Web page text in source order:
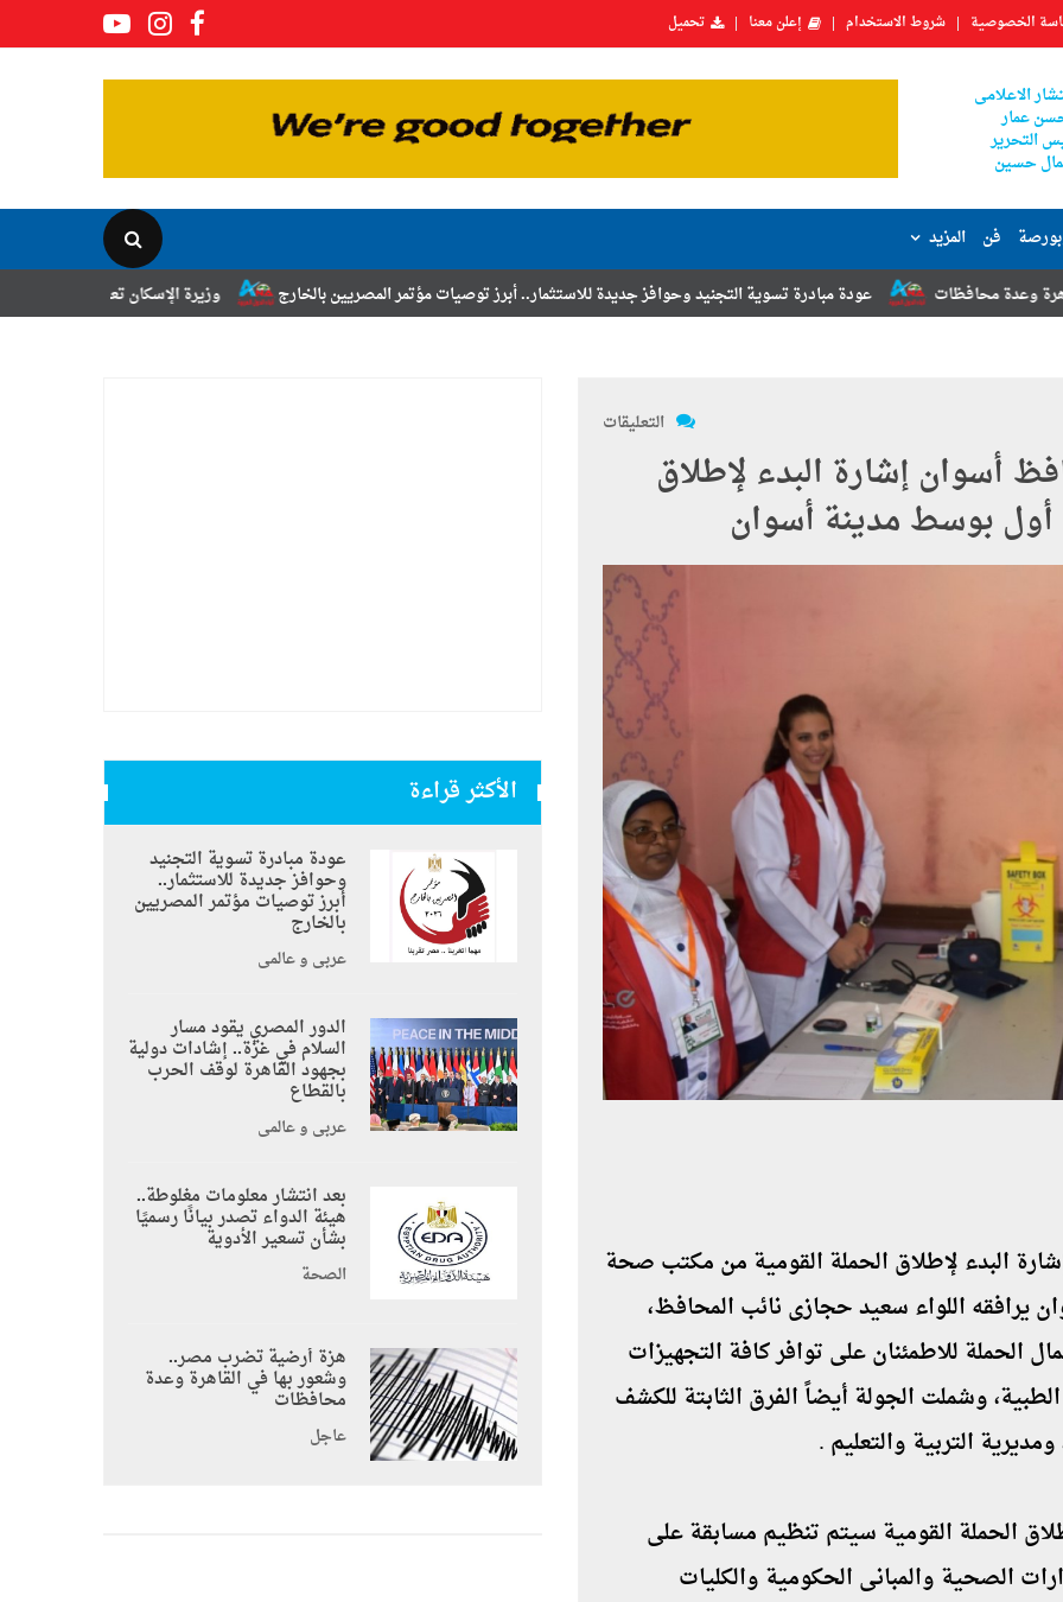
الخصوصية شروط الاستخدام إعلن معنا تحميل
الاعلامى
عمار
التحرير
حسين
فن المزيد
وزيرة الإسكان تعلن نتائج قرعة تخصيص أراضي عودة مبادرة تسوية التجنيد وحوافز جديدة للاستثمار.. أبرز توصيات مؤتمر المصريين بالخارج
التعليقات
أسوان إشارة البدء لإطلاق
بوسط مدينة أسوان
البدء لإطلاق الحملة القومية من مكتب صحة
اللواء سعيد حجازى نائب المحافظ،
الحملة للاطمئنان على توافر كافة التجهيزات
وشملت الجولة أيضاً الفرق الثابتة للكشف
التربية والتعليم .
الحملة القومية سيتم تنظيم مسابقة على
الصحية والمبانى الحكومية والكليات
الأكثر قراءة
عودة مبادرة تسوية التجنيد
وحوافز جديدة للاستثمار..
أبرز توصيات مؤتمر المصريين
بالخارج
عربي و عالمي
الدور المصري يقود مسار
السلام في غزة.. إشادات دولية
بجهود القاهرة لوقف الحرب
بالقطاع
عربي و عالمي
بعد انتشار معلومات مغلوطة..
هيئة الدواء تصدر بيانًا رسميًا
بشأن تسعير الأدوية
الصحة
هزة أرضية تضرب مصر..
وشعور بها في القاهرة وعدة
محافظات
عاجل